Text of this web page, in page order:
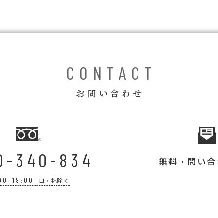
CONTACT
お問い合わせ
340-834
18:00 日・祝除く
無料・問い